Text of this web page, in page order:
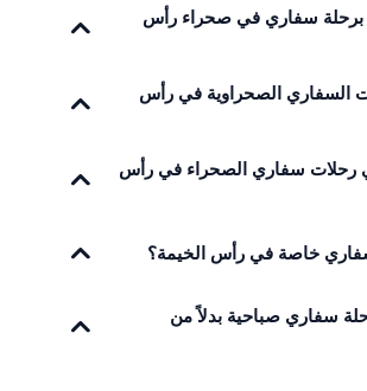
سفاري في صحراء رأس
السفاري الصحراوية في رأس
رحلات سفاري الصحراء في رأس
خاصة في رأس الخيمة؟
سفاري صباحية بدلاً من